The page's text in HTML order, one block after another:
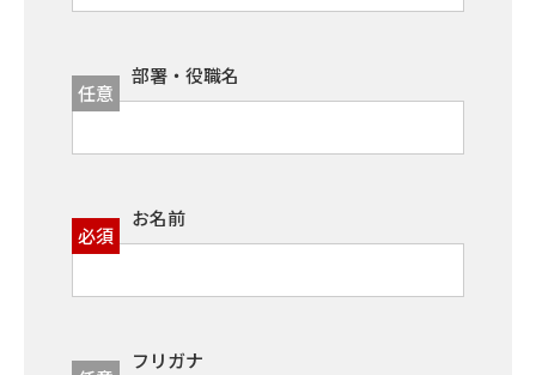
部署・役職名
任意
お名前
必須
フリガナ